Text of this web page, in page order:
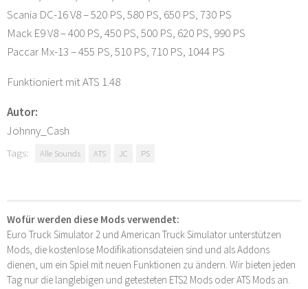
Scania DC-16 V8 – 520 PS, 580 PS, 650 PS, 730 PS
Mack E9 V8 – 400 PS, 450 PS, 500 PS, 620 PS, 990 PS
Paccar Mx-13 – 455 PS, 510 PS, 710 PS, 1044 PS
Funktioniert mit ATS 1.48
Autor:
Johnny_Cash
Tags: Alle Sounds ATS JC PS
Wofür werden diese Mods verwendet:
Euro Truck Simulator 2 und American Truck Simulator unterstützen
Mods, die kostenlose Modifikationsdateien sind und als Addons
dienen, um ein Spiel mit neuen Funktionen zu ändern. Wir bieten jeden
Tag nur die langlebigen und getesteten ETS2 Mods oder ATS Mods an.